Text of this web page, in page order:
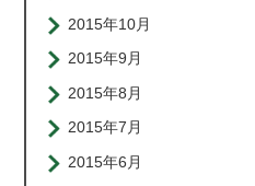
2015年10月
2015年9月
2015年8月
2015年7月
2015年6月